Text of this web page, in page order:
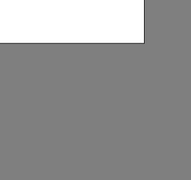
zu gestalten,
Verhaltensweisen (z.B.
auf unserer Website aber
Sie, dass Daten hierfür